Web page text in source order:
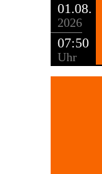
01.08.
2026
07:50
Uhr